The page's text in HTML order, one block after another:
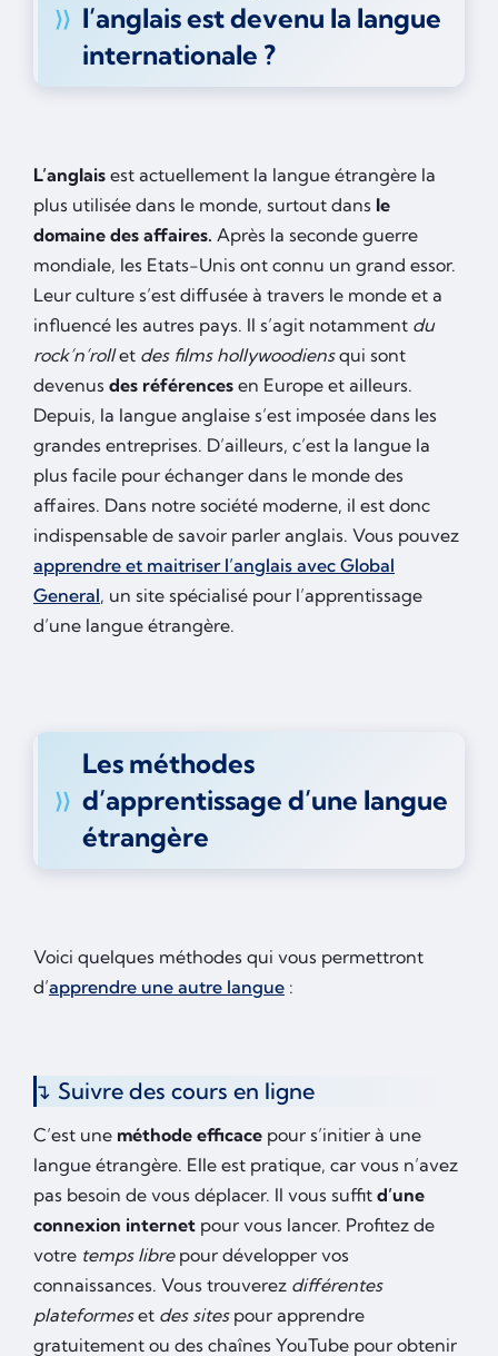
l’anglais est devenu la langue
internationale ?
L’anglais est actuellement la langue étrangère la
plus utilisée dans le monde, surtout dans le
domaine des affaires. Après la seconde guerre
mondiale, les Etats-Unis ont connu un grand essor.
Leur culture s’est diffusée à travers le monde et a
influencé les autres pays. Il s’agit notamment du
rock’n’rollet des films hollywoodiensqui sont
devenus des références en Europe et ailleurs.
Depuis, la langue anglaise s’est imposée dans les
grandes entreprises. D’ailleurs, c’est la langue la
plus facile pour échanger dans le monde des
affaires. Dans notre société moderne, il est donc
indispensable de savoir parler anglais. Vous pouvez
apprendre et maitriser l’anglais avec Global
General, un site spécialisé pour l’apprentissage
d’une langue étrangère.
Les méthodes
d’apprentissage d’une langue
étrangère
Voici quelques méthodes qui vous permettront
d’apprendre une autre langue :
Suivre des cours en ligne
C’est une méthode efficace pour s’initier à une
langue étrangère. Elle est pratique, car vous n’avez
pas besoin de vous déplacer. Il vous suffit d’une
connexion internet pour vous lancer. Profitez de
votre temps librepour développer vos
connaissances. Vous trouverez différentes
plateformeset des sitespour apprendre
gratuitement ou des chaînes YouTube pour obtenir